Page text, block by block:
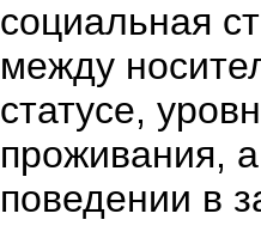
социальная
между
статусе,
проживания,
поведении в